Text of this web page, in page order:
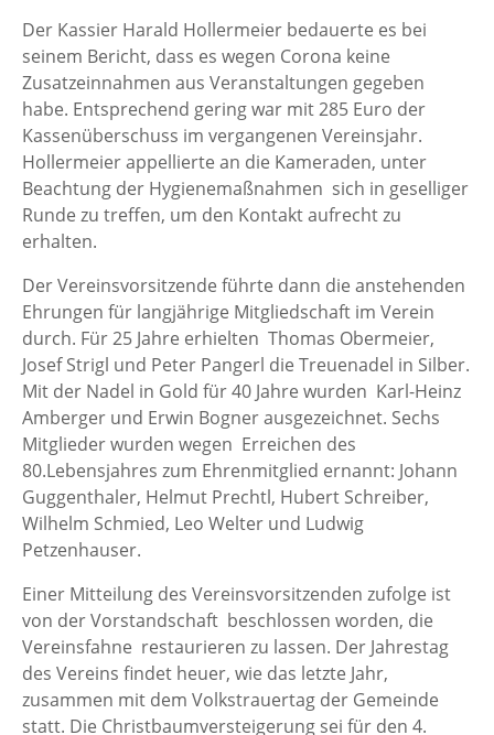
Der Kassier Harald Hollermeier bedauerte es bei
seinem Bericht, dass es wegen Corona keine
Zusatzeinnahmen aus Veranstaltungen gegeben
habe. Entsprechend gering war mit 285 Euro der
Kassenüberschuss im vergangenen Vereinsjahr.
Hollermeier appellierte an die Kameraden, unter
Beachtung der Hygienemaßnahmen sich in geselliger
Runde zu treffen, um den Kontakt aufrecht zu
erhalten.
Der Vereinsvorsitzende führte dann die anstehenden
Ehrungen für langjährige Mitgliedschaft im Verein
durch. Für 25 Jahre erhielten Thomas Obermeier,
Josef Strigl und Peter Pangerl die Treuenadel in Silber.
Mit der Nadel in Gold für 40 Jahre wurden Karl-Heinz
Amberger und Erwin Bogner ausgezeichnet. Sechs
Mitglieder wurden wegen Erreichen des
80.Lebensjahres zum Ehrenmitglied ernannt: Johann
Guggenthaler, Helmut Prechtl, Hubert Schreiber,
Wilhelm Schmied, Leo Welter und Ludwig
Petzenhauser.
Einer Mitteilung des Vereinsvorsitzenden zufolge ist
von der Vorstandschaft beschlossen worden, die
Vereinsfahne restaurieren zu lassen. Der Jahrestag
des Vereins findet heuer, wie das letzte Jahr,
zusammen mit dem Volkstrauertag der Gemeinde
statt. Die Christbaumversteigerung sei für den 4.